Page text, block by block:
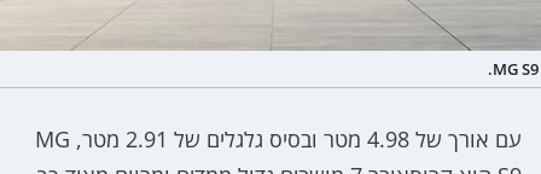
MG S9.
עם אורך של 4.98 מטר ובסיס גלגלים של 2.91 מטר, MG